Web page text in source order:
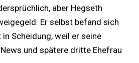
aber Hegseth
Er selbst befand sich
Scheidung, weil er seine
und spätere dritte Ehefrau